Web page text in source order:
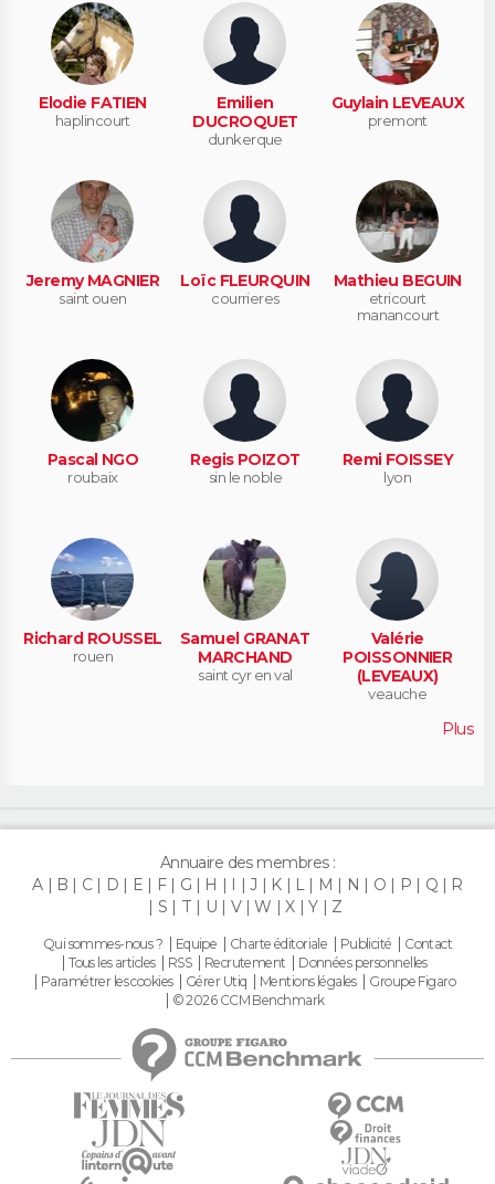
Elodie FATIEN
haplincourt
Emilien
DUCROQUET
dunkerque
Guylain LEVEAUX
premont
Jeremy MAGNIER
saint ouen
Loïc FLEURQUIN
courrieres
Mathieu BEGUIN
etricourt
manancourt
Pascal NGO
roubaix
Regis POIZOT
sin le noble
Remi FOISSEY
lyon
Richard ROUSSEL
rouen
Samuel GRANAT
MARCHAND
saint cyr en val
Valérie
POISSONNIER
(LEVEAUX)
veauche
Plus
Annuaire des membres :
A
B C D E F G H I J K L M N O P Q
R
S
T U V W X Y Z
Qui sommes-nous ? Equipe Charte éditoriale Publicité
Contact
Tous les articles
RSS Recrutement
Données personnelles
Paramétrer les cookies
Gérer Utiq Mentions légales
Groupe Figaro
© 2026 CCM Benchmark